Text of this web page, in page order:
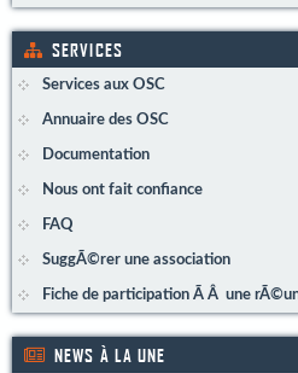
SERVICES
Services aux OSC
Annuaire des OSC
Documentation
Nous ont fait confiance
FAQ
SuggÃ©rer une association
Fiche de participation Ã Â une
NEWS À LA UNE